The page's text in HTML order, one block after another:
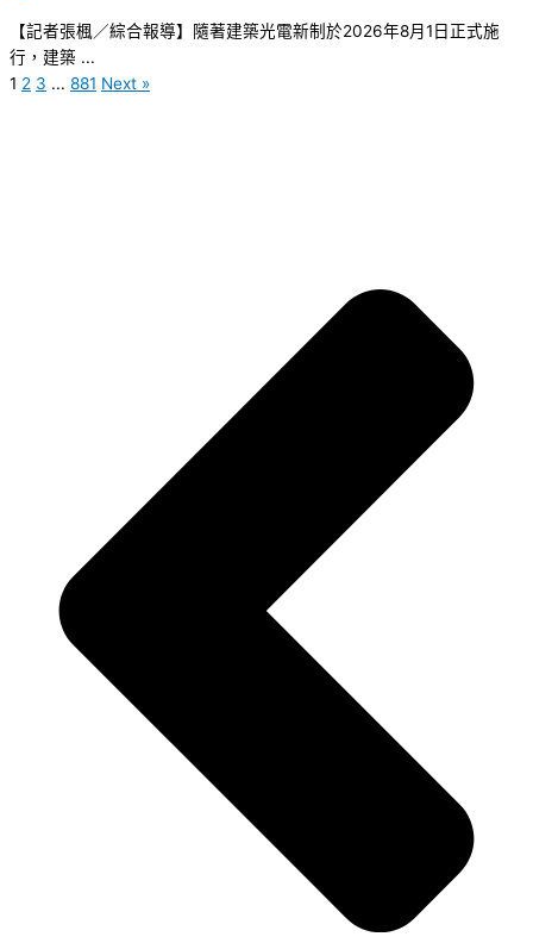
【記者張楓／綜合報導】隨著建築光電新制於2026年8月1日正式施
行，建築 ...
1 2 3 ... 881 Next »